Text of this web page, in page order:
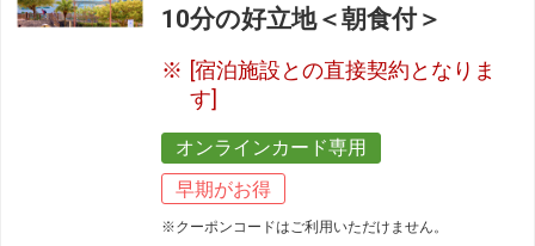
10分の好立地＜朝食付＞
[宿泊施設との直接契約となりま
す]
オンラインカード専用
早期がお得
※クーポンコードはご利用いただけません。